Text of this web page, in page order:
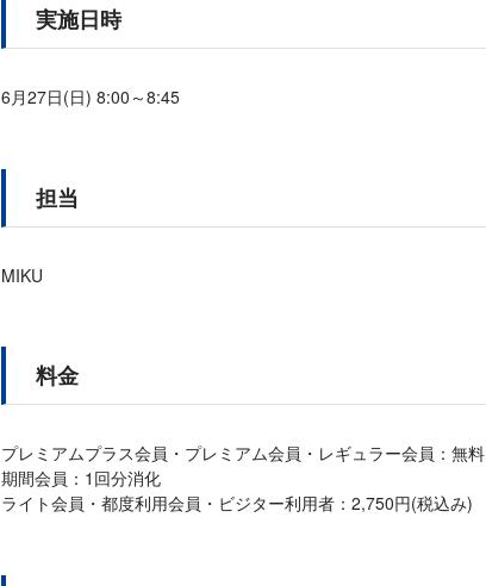
実施日時
6月27日(日) 8:00～8:45
担当
MIKU
料金
プレミアムプラス会員・プレミアム会員・レギュラー会員：無料
期間会員：1回分消化
ライト会員・都度利用会員・ビジター利用者：2,750円(税込み)